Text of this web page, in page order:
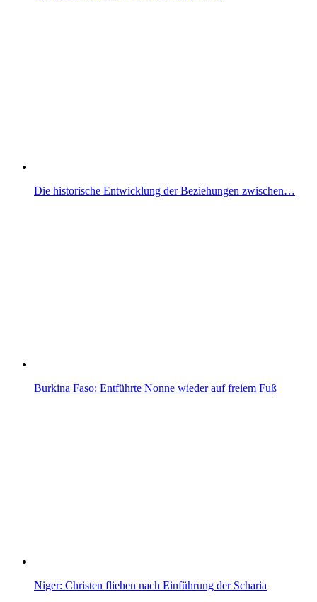
Die historische Entwicklung der Beziehungen zwischen…
Burkina Faso: Entführte Nonne wieder auf freiem Fuß
Niger: Christen fliehen nach Einführung der Scharia